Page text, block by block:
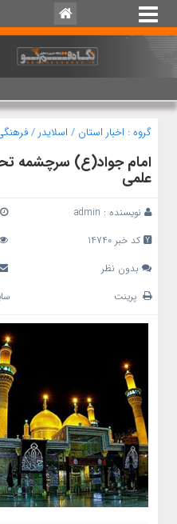
گروه : اخبار استان / اسلایدر /
امام جواد(ع) سرچشمه
علمی
نویسنده : admin
کد خبر 14740
بدون نظر
پرینت